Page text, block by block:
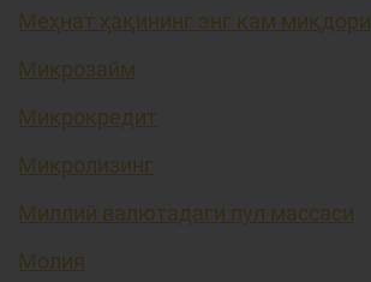
Меҳнат ҳақининг энг кам миқдори
Микрозайм
Микрокредит
Микролизинг
Миллий валютадаги пул массаси
Молия